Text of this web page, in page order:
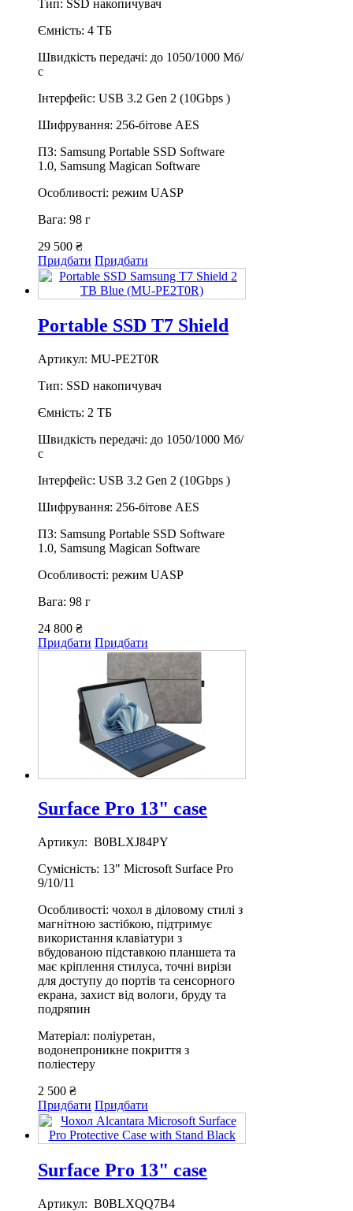
Тип: SSD накопичувач
Ємність: 4 ТБ
Швидкість передачі: до 1050/1000 Мб/
с
Інтерфейс: USB 3.2 Gen 2 (10Gbps )
Шифрування: 256-бітове AES
ПЗ: Samsung Portable SSD Software
1.0, Samsung Magican Software
Особливості: режим UASP
Вага: 98 г
29 500 ₴
Придбати Придбати
Portable SSD T7 Shield
Артикул: MU-PE2T0R
Тип: SSD накопичувач
Ємність: 2 ТБ
Швидкість передачі: до 1050/1000 Мб/
с
Інтерфейс: USB 3.2 Gen 2 (10Gbps )
Шифрування: 256-бітове AES
ПЗ: Samsung Portable SSD Software
1.0, Samsung Magican Software
Особливості: режим UASP
Вага: 98 г
24 800 ₴
Придбати Придбати
Surface Pro 13" case
Артикул: B0BLXJ84PY
Сумісність: 13" Microsoft Surface Pro
9/10/11
Особливості: чохол в діловому стилі з
магнітною застібкою, підтримує
використання клавіатури з
вбудованою підставкою планшета та
має кріплення стилуса, точні вирізи
для доступу до портів та сенсорного
екрана, захист від вологи, бруду та
подряпин
Матеріал: поліуретан,
водонепроникне покриття з
поліестеру
2 500 ₴
Придбати Придбати
Surface Pro 13" case
Артикул: B0BLXQQ7B4